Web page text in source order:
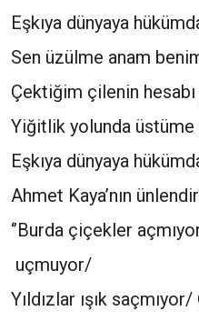
Eşkıya dünyaya
Sen üzülme anam
Çektiğim çilenin
Yiğitlik yolunda
Eşkıya dünyaya
Ahmet Kaya’nın
‘’Burda çiçekler
uçmuyor/
Yıldızlar ışık